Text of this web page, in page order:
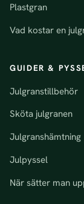
Plastgran
Vad kostar en
GUIDER &
Julgranstillbehör
Sköta julgranen
Julgranshämtning
Julpyssel
När sätter man